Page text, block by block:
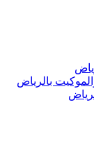
بالرياض